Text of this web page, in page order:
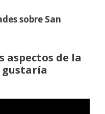
sobre San
aspectos de la
gustaría